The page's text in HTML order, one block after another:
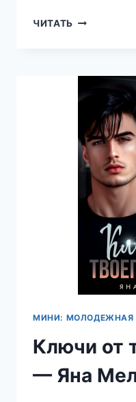
ЧИТАТЬ ПО
—
МЕЛЕВИЧ
МИНИ: МОЛОДЕЖНАЯ
Ключи от
— Яна